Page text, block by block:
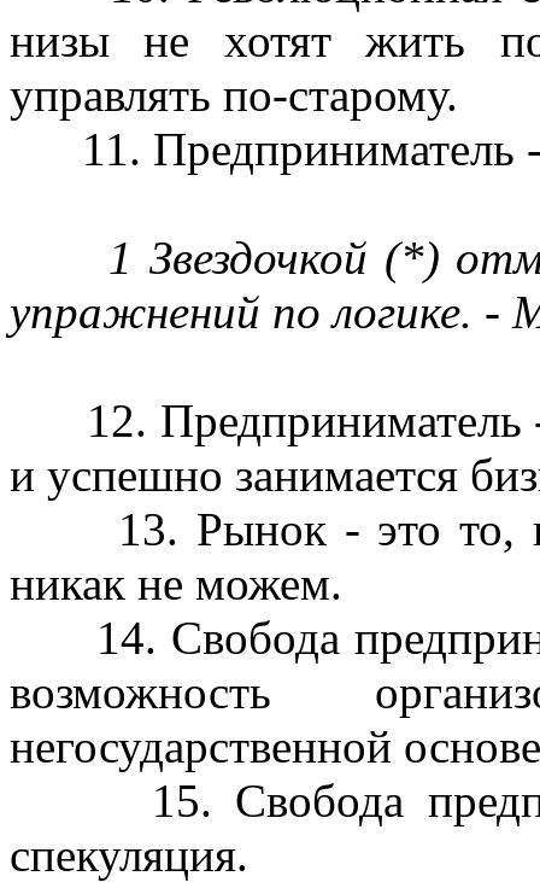
низы не хотят жить
управлять по-старому.
11. Предприниматель -
1 Звездочкой (*)
упражнений по логике.
12. Предприниматель -
и успешно занимается
13. Рынок - это то, к
никак не можем.
14. Свобода
возможность
негосударственной
15. Свобода
спекуляция.